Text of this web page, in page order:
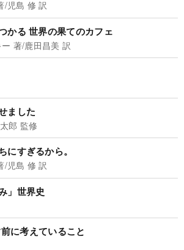
/児島 修 訳
かる 世界の果てのカフェ
著/鹿田昌美 訳
ました
郎 監修
にすぎるから。
/児島 修 訳
」世界史
に考えていること